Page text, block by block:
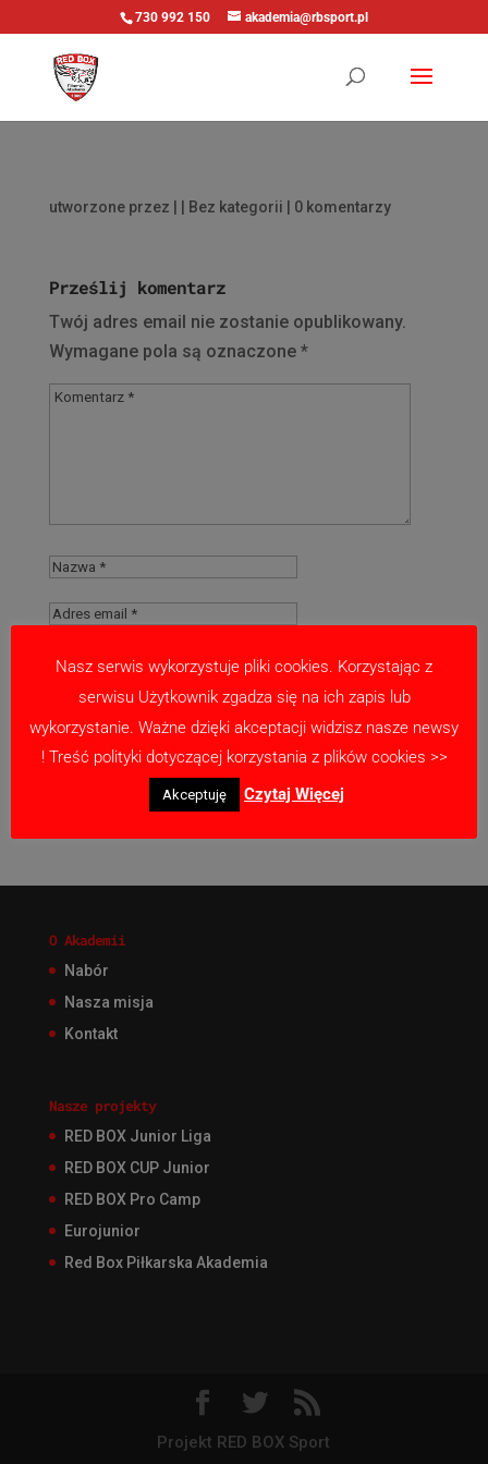
730 992 150 akademia@rbsport.pl
utworzone przez | Bez kategorii | 0 komentarzy
Prześlij komentarz
Twój adres email nie zostanie opublikowany.
Wymagane pola są oznaczone *
Zapamiętaj moje dane w tej przeglądarce
podczas pisania kolejnych komentarzy.
O Akademii
Nabór
Nasza misja
Kontakt
Nasze projekty
RED BOX Junior Liga
RED BOX CUP Junior
RED BOX Pro Camp
Eurojunior
Red Box Piłkarska Akademia
Projekt RED BOX Sport
Nasz serwis wykorzystuje pliki cookies. Korzystając z
serwisu Użytkownik zgadza się na ich zapis lub
wykorzystanie. Ważne dzięki akceptacji widzisz nasze newsy
! Treść polityki dotyczącej korzystania z plików cookies >>
Akceptuję Czytaj Więcej